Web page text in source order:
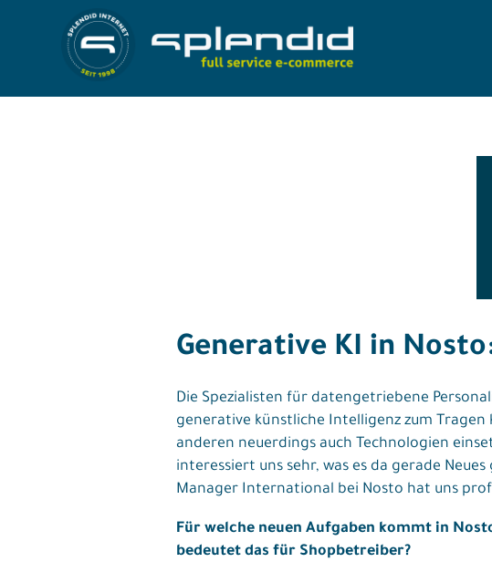
Skip
Generative KI in
Die Spezialisten für datengetriebene
generative künstliche Intelligenz zum
anderen neuerdings auch Technologien
interessiert uns sehr, was es da gerade
Manager International bei Nosto hat uns
Für welche neuen Aufgaben kommt in
bedeutet das für Shopbetreiber?